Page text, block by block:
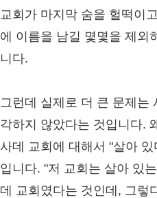
교회가 마지막 숨을 헐떡이
에 이름을 남길 몇몇을 제외
니다.
그런데 실제로 더 큰 문제는
각하지 않았다는 것입니다.
사데 교회에 대해서 "살아
입니다. "저 교회는 살아 있
데 교회였다는 것인데, 그렇